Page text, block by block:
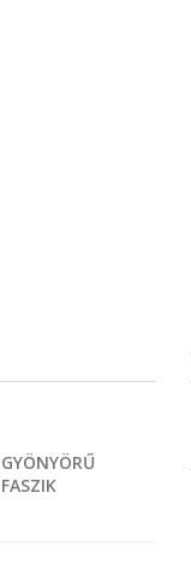
GYÖNYÖRŰ
FASZIK